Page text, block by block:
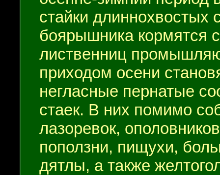
стайки длиннохвостых
боярышника кормятся
лиственниц
приходом осени
негласные пернатые
стаек. В них помимо
лазоревок,
поползни, пищухи,
дятлы, а также